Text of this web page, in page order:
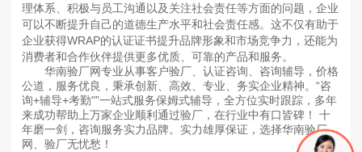
理体系、积极与员工沟通以及关注社会责任等方面的问题，企业
可以不断提升自己的道德生产水平和社会责任感。这不仅有助于
企业获得WRAP的认证证书提升品牌形象和市场竞争力，还能为
消费者和合作伙伴提供更多优质、可靠的产品和服务。
华南验厂网专业从事客户验厂、认证咨询、咨询辅导，价格
公道，服务优良，秉承创新、高效、专业、务实企业精神。“咨
询+辅导+考勤"”一站式服务保姆式辅导，全方位实时跟踪，多年
来成功帮助上万家企业顺利通过验厂，在行业中有口皆碑！ 十
年磨一剑，咨询服务实力品牌。实力雄厚保证，选择华南验厂
网、验厂无忧愁！